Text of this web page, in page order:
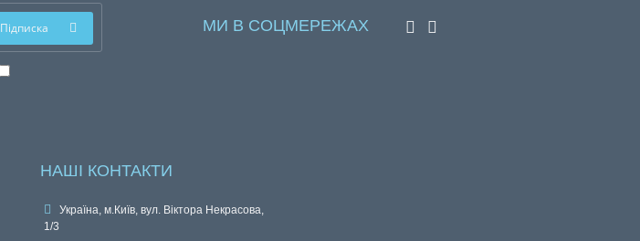
Підписка МИ В СОЦМЕРЕЖАХ
НАШІ КОНТАКТИ
Україна, м.Київ, вул. Віктора Некрасова,
1/3